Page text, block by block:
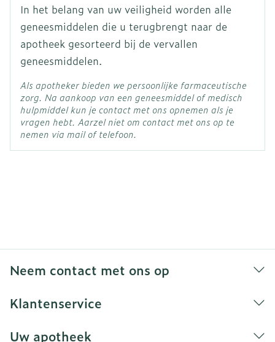
In het belang van uw veiligheid worden alle
geneesmiddelen die u terugbrengt naar de
apotheek gesorteerd bij de vervallen
geneesmiddelen.
Als apotheker bieden we persoonlijke farmaceutische
zorg. Na aankoop van een geneesmiddel of medisch
hulpmiddel kun je contact met ons opnemen als je
vragen hebt. Aarzel niet om contact met ons op te
nemen via mail of telefoon.
Neem contact met ons op
Klantenservice
Uw apotheek